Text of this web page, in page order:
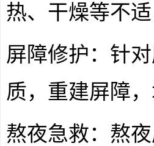
热、干燥等不
屏障修护：针
质，重建屏障
熬夜急救：熬